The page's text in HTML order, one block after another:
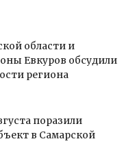
области и
Евкуров обсудили
региона
поразили
в Самарской